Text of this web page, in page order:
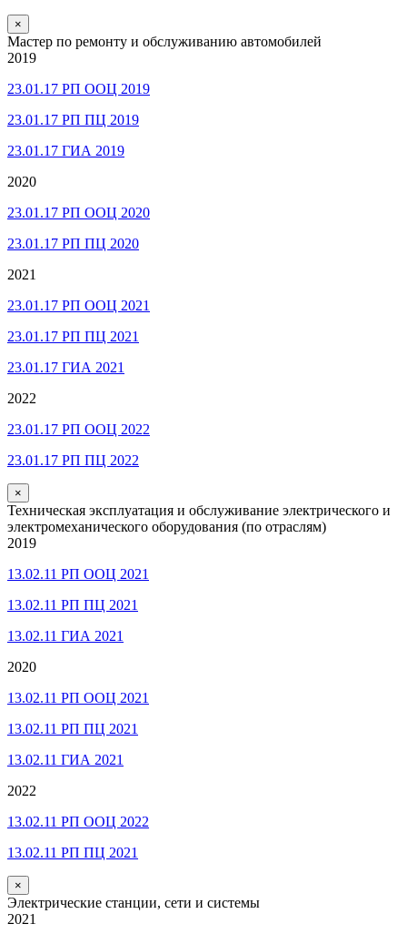
×
Мастер по ремонту и обслуживанию автомобилей
2019
23.01.17 РП ООЦ 2019
23.01.17 РП ПЦ 2019
23.01.17 ГИА 2019
2020
23.01.17 РП ООЦ 2020
23.01.17 РП ПЦ 2020
2021
23.01.17 РП ООЦ 2021
23.01.17 РП ПЦ 2021
23.01.17 ГИА 2021
2022
23.01.17 РП ООЦ 2022
23.01.17 РП ПЦ 2022
×
Техническая эксплуатация и обслуживание электрического и
электромеханического оборудования (по отраслям)
2019
13.02.11 РП ООЦ 2021
13.02.11 РП ПЦ 2021
13.02.11 ГИА 2021
2020
13.02.11 РП ООЦ 2021
13.02.11 РП ПЦ 2021
13.02.11 ГИА 2021
2022
13.02.11 РП ООЦ 2022
13.02.11 РП ПЦ 2021
×
Электрические станции, сети и системы
2021